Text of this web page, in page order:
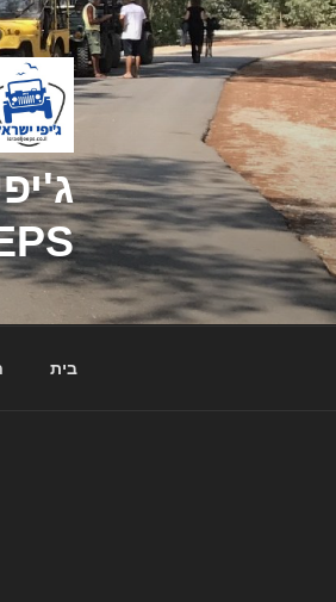
דילוג
לתוכן
בית